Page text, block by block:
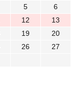
5 6
12 13
19 20
26 27